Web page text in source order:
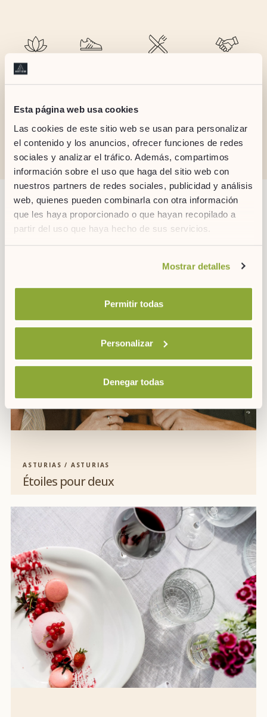
Esta página web usa cookies
Las cookies de este sitio web se usan para personalizar
el contenido y los anuncios, ofrecer funciones de redes
sociales y analizar el tráfico. Además, compartimos
información sobre el uso que haga del sitio web con
nuestros partners de redes sociales, publicidad y análisis
web, quienes pueden combinarla con otra información
que les haya proporcionado o que hayan recopilado a
partir del uso que haya hecho de sus servicios.
Mostrar detalles
Permitir todas
Personalizar
Denegar todas
Détente
NON
FUMEUR
OTRAS ACTIVIDADES
ASTURIAS / ASTURIAS
Étoiles pour deux